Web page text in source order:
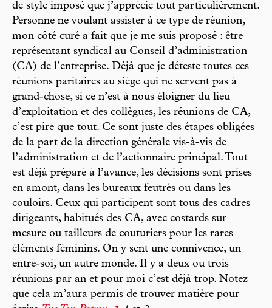
de style imposé que j’apprécie tout particulièrement.
Personne ne voulant assister à ce type de réunion,
mon côté curé a fait que je me suis proposé : être
représentant syndical au Conseil d’administration
(CA) de l’entreprise. Déjà que je déteste toutes ces
réunions paritaires au siège qui ne servent pas à
grand-chose, si ce n’est à nous éloigner du lieu
d’exploitation et des collègues, les réunions de CA,
c’est pire que tout. Ce sont juste des étapes obligées
de la part de la direction générale vis-à-vis de
l’administration et de l’actionnaire principal. Tout
est déjà préparé à l’avance, les décisions sont prises
en amont, dans les bureaux feutrés ou dans les
couloirs. Ceux qui participent sont tous des cadres
dirigeants, habitués des CA, avec costards sur
mesure ou tailleurs de couturiers pour les rares
éléments féminins. On y sent une connivence, un
entre-soi, un autre monde. Il y a deux ou trois
réunions par an et pour moi c’est déjà trop. Notez
que cela m’aura permis de trouver matière pour